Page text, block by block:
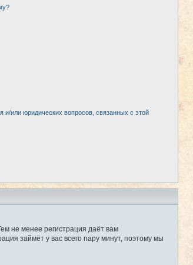
и/или юридических вопросов, связанных с этой
не менее регистрация даёт вам
займёт у вас всего пару минут, поэтому мы